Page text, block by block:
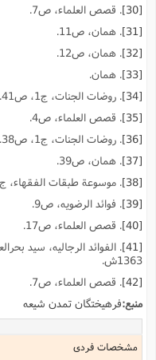
. قصص العلماء، ص7.
. همان، ص11.
. همان، ص12.
. همان.
. روضات الجنات، ج1، ص41.
. قصص العلماء، ص4.
. روضات الجنات، ج1، ص38.
. همان، ص39.
. موسوعة طبقات الفقهاء، ج13، ص33.
. فوائد الرضویه، ص9.
. قصص العلماء، ص17.
. الفوائد الرجالیه، سید
1363ش.
. قصص العلماء، ص7.
منبع:فرهیختگان تمدن شیعه
مشخصات فردی